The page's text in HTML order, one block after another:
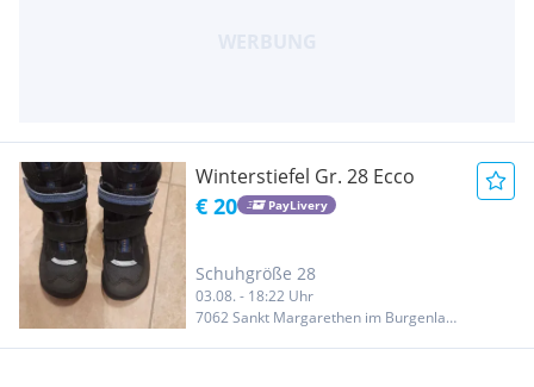
Winterstiefel Gr. 28 Ecco
€ 20 PayLivery
Schuhgröße 28
03.08. - 18:22 Uhr
7062 Sankt Margarethen im Burgenland